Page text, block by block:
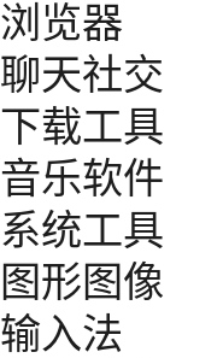
浏览器
聊天社交
下载工具
音乐软件
系统工具
图形图像
输入法